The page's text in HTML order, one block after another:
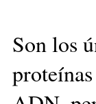
Son los